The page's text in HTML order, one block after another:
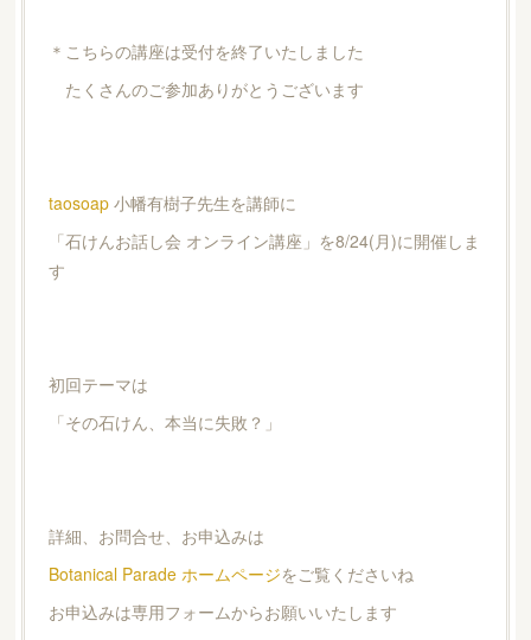
＊こちらの講座は受付を終了いたしました
たくさんのご参加ありがとうございます
taosoap小幡有樹子先生を講師に
「石けんお話し会 オンライン講座」を8/24(月)に開催しま
す
初回テーマは
「その石けん、本当に失敗？」
詳細、お問合せ、お申込みは
Botanical Parade ホームページをご覧くださいね
お申込みは専用フォームからお願いいたします